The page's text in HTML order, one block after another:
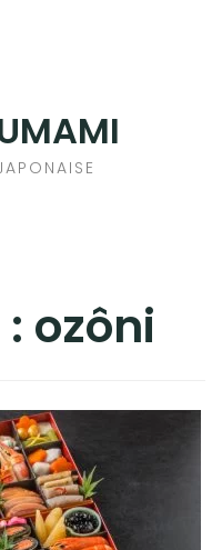
ozôni